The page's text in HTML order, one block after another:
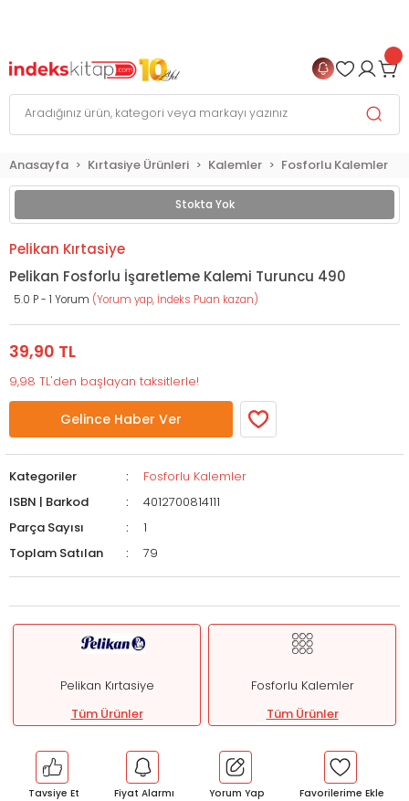
Anasayfa Kırtasiye Ürünleri Kalemler Fosforlu Kalemler
Stokta Yok
Pelikan Kırtasiye
Pelikan Fosforlu İşaretleme Kalemi Turuncu 490
5.0 P - 1 Yorum (Yorum yap, İndeks Puan kazan)
39,90 TL
9,98 TL'den başlayan taksitlerle!
Gelince Haber Ver
Kategoriler
Fosforlu Kalemler
ISBN | Barkod
4012700814111
Parça Sayısı
1
Toplam Satılan
79
Pelikan Kırtasiye
Tüm Ürünler
Fosforlu Kalemler
Tüm Ürünler
Tavsiye Et Fiyat Alarmı Yorum Yap